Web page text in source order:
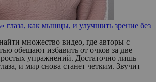
глаза, как мышцы, и улучшить зрение без
множество видео, где авторы с
обещают избавить от очков за две
упражнений. Достаточно лишь
и мир снова станет четким. Звучит